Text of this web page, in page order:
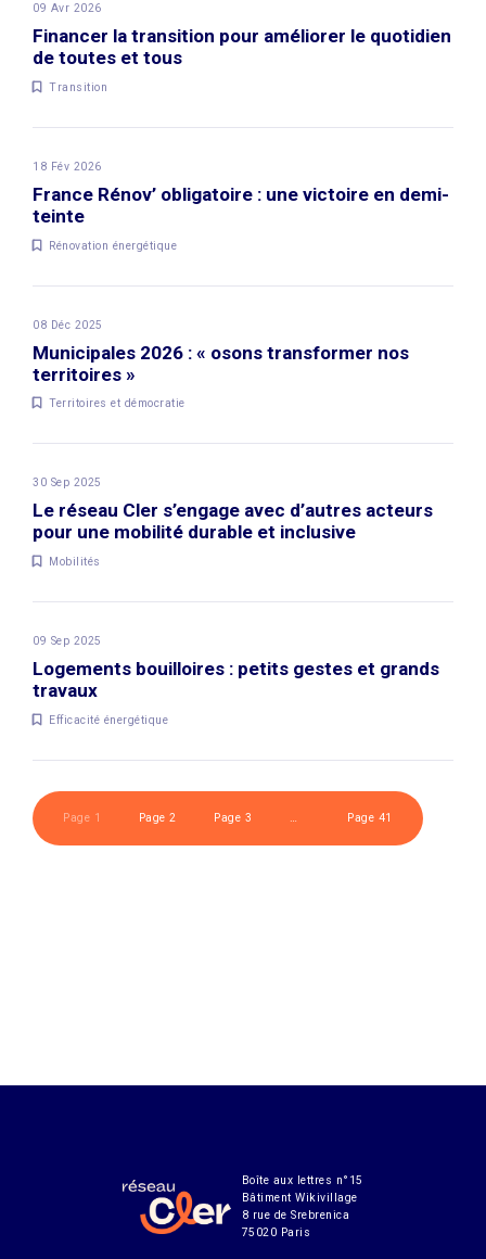
09 Avr 2026
Financer la transition pour améliorer le quotidien
de toutes et tous
Transition
18 Fév 2026
France Rénov’ obligatoire : une victoire en demi-
teinte
Rénovation énergétique
08 Déc 2025
Municipales 2026 : « osons transformer nos
territoires »
Territoires et démocratie
30 Sep 2025
Le réseau Cler s’engage avec d’autres acteurs
pour une mobilité durable et inclusive
Mobilités
09 Sep 2025
Logements bouilloires : petits gestes et grands
travaux
Efficacité énergétique
Page 1 Page 2 Page 3 … Page 41
Boîte aux lettres n°15
Bâtiment Wikivillage
8 rue de Srebrenica
75020 Paris